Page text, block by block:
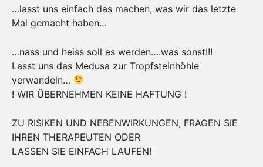
…lasst uns einfach das machen, was wir das letzte
Mal gemacht haben…
…nass und heiss soll es werden….was sonst!!!
Lasst uns das Medusa zur Tropfsteinhöhle
verwandeln…
! WIR ÜBERNEHMEN KEINE HAFTUNG !
ZU RISIKEN UND NEBENWIRKUNGEN, FRAGEN SIE
IHREN THERAPEUTEN ODER
LASSEN SIE EINFACH LAUFEN!